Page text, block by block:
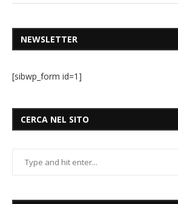
NEWSLETTER
[sibwp_form id=1]
CERCA NEL SITO